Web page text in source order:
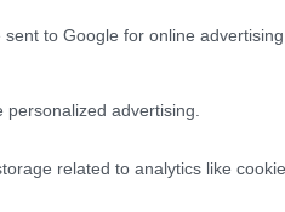
to Google for online advertising
advertising.
related to analytics like
alguns princípios básicos!